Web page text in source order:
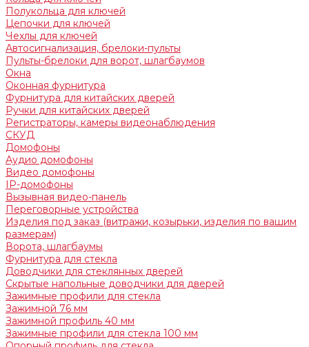
Полукольца для ключей
Цепочки для ключей
Чехлы для ключей
Автосигнализация, брелоки-пульты
Пульты-брелоки для ворот, шлагбаумов
Окна
Оконная фурнитура
Фурнитура для китайских дверей
Ручки для китайских дверей
Регистраторы, камеры видеонаблюдения
СКУД
Домофоны
Аудио домофоны
Видео домофоны
IP-домофоны
Вызывная видео-панель
Переговорные устройства
Изделия под заказ (витражи, козырьки, изделия по вашим
размерам)
Ворота, шлагбаумы
Фурнитура для стекла
Доводчики для стеклянных дверей
Скрытые напольные доводчики для дверей
Зажимные профили для стекла
Зажимной 76 мм
Зажимной профиль 40 мм
Зажимные профили для стекла 100 мм